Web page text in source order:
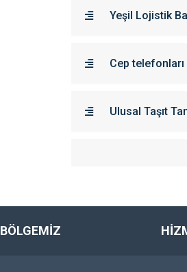
Yeşil Lojistik
Cep
Ulusal Taşıt
BÖLGEMİZ